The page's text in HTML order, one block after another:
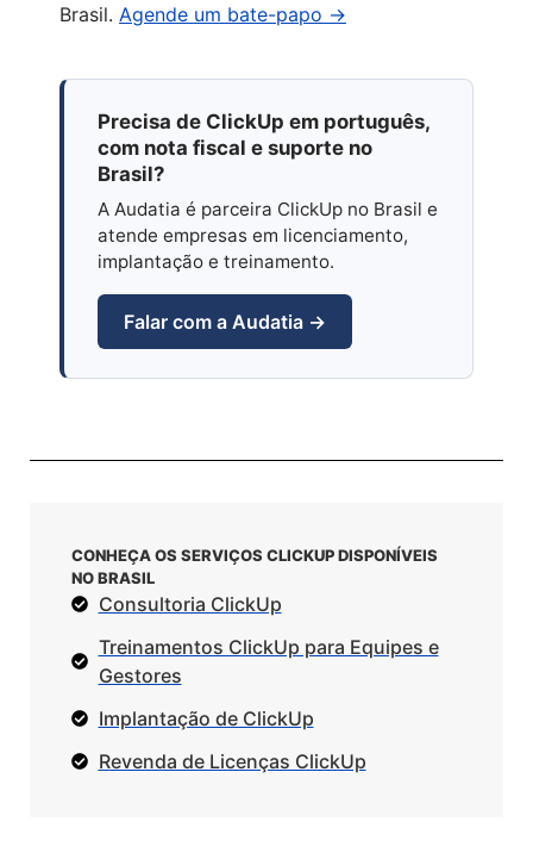
Brasil. Agende um bate-papo →
Precisa de ClickUp em português,
com nota fiscal e suporte no
Brasil?
A Audatia é parceira ClickUp no Brasil e
atende empresas em licenciamento,
implantação e treinamento.
Falar com a Audatia →
CONHEÇA OS SERVIÇOS CLICKUP DISPONÍVEIS
NO BRASIL
Consultoria ClickUp
Treinamentos ClickUp para Equipes e
Gestores
Implantação de ClickUp
Revenda de Licenças ClickUp